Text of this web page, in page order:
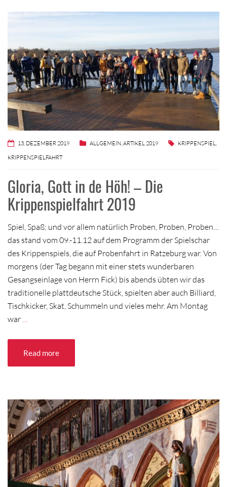
13. DEZEMBER 2019 ALLGEMEIN,ARTIKEL 2019 KRIPPENSPIEL,
KRIPPENSPIELFAHRT
Gloria, Gott in de Höh! – Die
Krippenspielfahrt 2019
Spiel, Spaß; und vor allem natürlich Proben, Proben, Proben…
das stand vom 09.-11.12 auf dem Programm der Spielschar
des Krippenspiels, die auf Probenfahrt in Ratzeburg war. Von
morgens (der Tag begann mit einer stets wunderbaren
Gesangseinlage von Herrn Fick) bis abends übten wir das
traditionelle plattdeutsche Stück, spielten aber auch Billiard,
Tischkicker, Skat, Schummeln und vieles mehr. Am Montag
war …
Read more